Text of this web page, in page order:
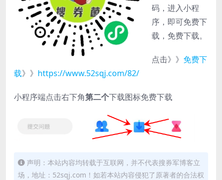
码，进入小程
序，即可免费下
载，免费下载。
点击》》 免费下
载》》 https://www.52sqj.com/82/
小程序端点击右下角第二个下载图标免费下载
声明：本站内容均转载于互联网，并不代表搜券军博客立
场，地址：52sqj.com！如若本站内容侵犯了原著者的合法权